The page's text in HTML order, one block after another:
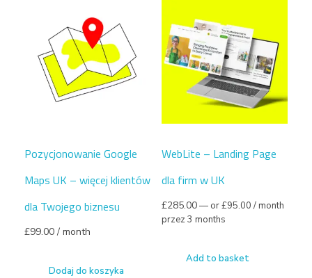
Pozycjonowanie Google
Maps UK – więcej klientów
dla Twojego biznesu
£99.00 / month
Dodaj do koszyka
WebLite – Landing Page
dla firm w UK
£285.00—or£95.00 / month
przez 3 months
Add to basket